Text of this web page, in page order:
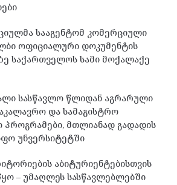
სააგენტომ კომერციული
ოფიციალური დოკუმენტის
საქართველოს სამი მოქალაქე
სასწავლო წლიდან აგრარული
და სამაგისტრო
პროგრამები, მთლიანად გადადის
უნვერსიტეტში
აბიტურიენტებისთვის
– უმაღლეს სასწავლებლებში